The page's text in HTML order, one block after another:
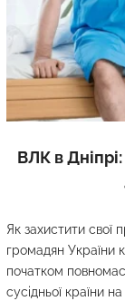
ВЛК в
Як захистити свої
громадян України
початком
сусідньої країни